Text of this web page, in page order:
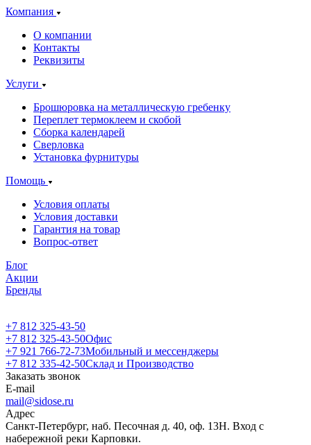
Компания
О компании
Контакты
Реквизиты
Услуги
Брошюровка на металлическую гребенку
Переплет термоклеем и скобой
Сборка календарей
Сверловка
Установка фурнитуры
Помощь
Условия оплаты
Условия доставки
Гарантия на товар
Вопрос-ответ
Блог
Акции
Бренды
+7 812 325-43-50
+7 812 325-43-50Офис
+7 921 766-72-73Мобильный и мессенджеры
+7 812 335-42-50Склад и Производство
Заказать звонок
E-mail
mail@sidose.ru
Адрес
Санкт-Петербург, наб. Песочная д. 40, оф. 13Н. Вход с
набережной реки Карповки.